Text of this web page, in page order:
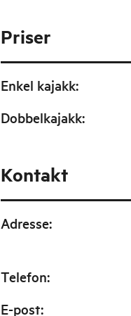
Priser
Enkel kajakk:
Dobbelkajakk:
Kontakt
Adresse:
Telefon:
E-post: